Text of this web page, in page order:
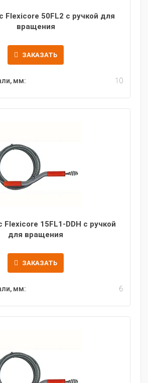
Flexicore 50FL2 с ручкой для
вращения
ЗАКАЗАТЬ
мм: 10
Flexicore 15FL1-DDH с ручкой
для вращения
ЗАКАЗАТЬ
мм: 6